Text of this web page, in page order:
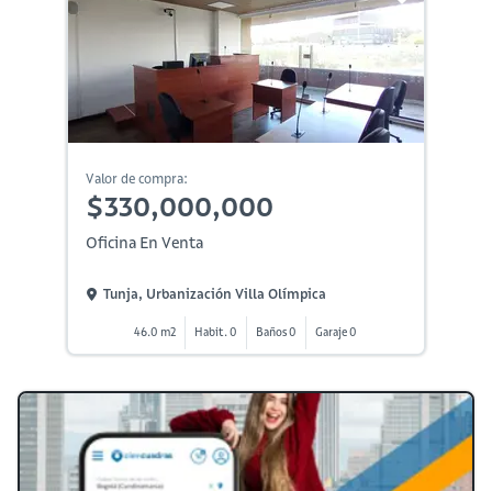
Valor de compra:
$330,000,000
Oficina En Venta
Tunja, Urbanización Villa Olímpica
46.0 m2 Habit. 0 Baños 0 Garaje 0